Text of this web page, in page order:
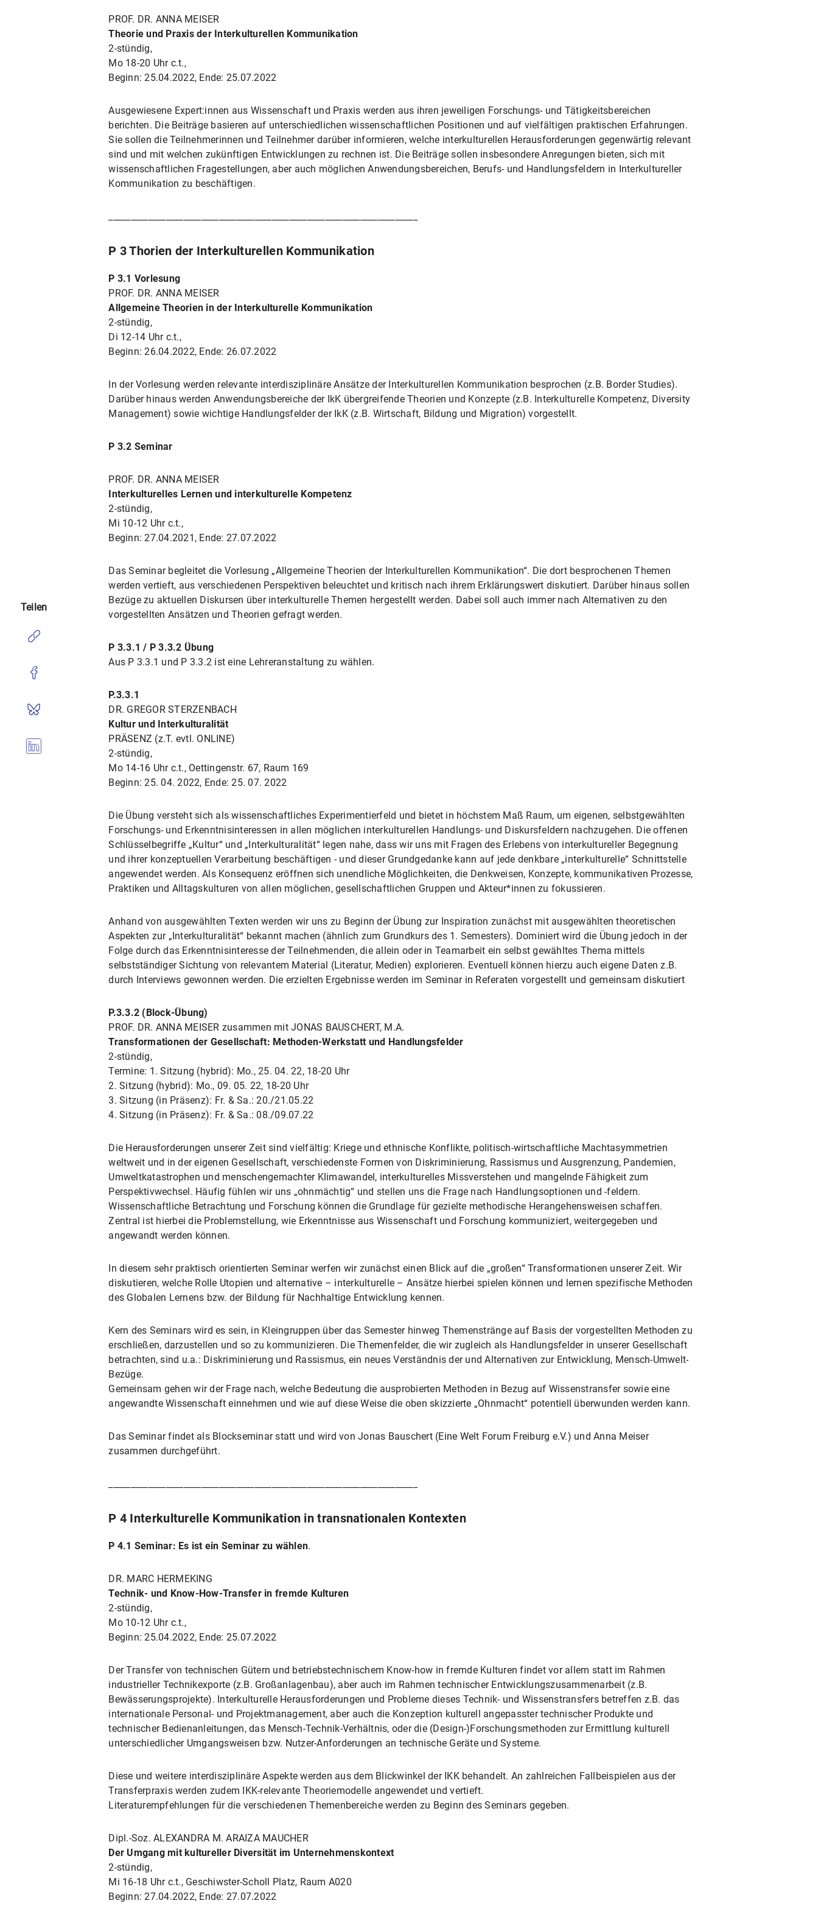
PROF. DR. ANNA MEISER
Theorie und Praxis der Interkulturellen Kommunikation
2-stündig,
Mo 18-20 Uhr c.t.,
Beginn: 25.04.2022, Ende: 25.07.2022
Ausgewiesene Expert:innen aus Wissenschaft und Praxis werden aus ihren jeweiligen Forschungs- und Tätigkeitsbereichen
berichten. Die Beiträge basieren auf unterschiedlichen wissenschaftlichen Positionen und auf vielfältigen praktischen Erfahrungen.
Sie sollen die Teilnehmerinnen und Teilnehmer darüber informieren, welche interkulturellen Herausforderungen gegenwärtig relevant
sind und mit welchen zukünftigen Entwicklungen zu rechnen ist. Die Beiträge sollen insbesondere Anregungen bieten, sich mit
wissenschaftlichen Fragestellungen, aber auch möglichen Anwendungsbereichen, Berufs- und Handlungsfeldern in Interkultureller
Kommunikation zu beschäftigen.
P 3 Thorien der Interkulturellen Kommunikation
P 3.1 Vorlesung
PROF. DR. ANNA MEISER
Allgemeine Theorien in der Interkulturelle Kommunikation
2-stündig,
Di 12-14 Uhr c.t.,
Beginn: 26.04.2022, Ende: 26.07.2022
In der Vorlesung werden relevante interdisziplinäre Ansätze der Interkulturellen Kommunikation besprochen (z.B. Border Studies).
Darüber hinaus werden Anwendungsbereiche der IkK übergreifende Theorien und Konzepte (z.B. Interkulturelle Kompetenz, Diversity
Management) sowie wichtige Handlungsfelder der IkK (z.B. Wirtschaft, Bildung und Migration) vorgestellt.
P 3.2 Seminar
PROF. DR. ANNA MEISER
Interkulturelles Lernen und interkulturelle Kompetenz
2-stündig,
Mi 10-12 Uhr c.t.,
Beginn: 27.04.2021, Ende: 27.07.2022
Das Seminar begleitet die Vorlesung „Allgemeine Theorien der Interkulturellen Kommunikation“. Die dort besprochenen Themen
werden vertieft, aus verschiedenen Perspektiven beleuchtet und kritisch nach ihrem Erklärungswert diskutiert. Darüber hinaus sollen
Bezüge zu aktuellen Diskursen über interkulturelle Themen hergestellt werden. Dabei soll auch immer nach Alternativen zu den
vorgestellten Ansätzen und Theorien gefragt werden.
P 3.3.1 / P 3.3.2 Übung
Aus P 3.3.1 und P 3.3.2 ist eine Lehreranstaltung zu wählen.
P.3.3.1
DR. GREGOR STERZENBACH
Kultur und Interkulturalität
PRÄSENZ (z.T. evtl. ONLINE)
2-stündig,
Mo 14-16 Uhr c.t., Oettingenstr. 67, Raum 169
Beginn: 25. 04. 2022, Ende: 25. 07. 2022
Die Übung versteht sich als wissenschaftliches Experimentierfeld und bietet in höchstem Maß Raum, um eigenen, selbstgewählten
Forschungs- und Erkenntnisinteressen in allen möglichen interkulturellen Handlungs- und Diskursfeldern nachzugehen. Die offenen
Schlüsselbegriffe „Kultur“ und „Interkulturalität“ legen nahe, dass wir uns mit Fragen des Erlebens von interkultureller Begegnung
und ihrer konzeptuellen Verarbeitung beschäftigen - und dieser Grundgedanke kann auf jede denkbare „interkulturelle“ Schnittstelle
angewendet werden. Als Konsequenz eröffnen sich unendliche Möglichkeiten, die Denkweisen, Konzepte, kommunikativen Prozesse,
Praktiken und Alltagskulturen von allen möglichen, gesellschaftlichen Gruppen und Akteur*innen zu fokussieren.
Anhand von ausgewählten Texten werden wir uns zu Beginn der Übung zur Inspiration zunächst mit ausgewählten theoretischen
Aspekten zur „Interkulturalität“ bekannt machen (ähnlich zum Grundkurs des 1. Semesters). Dominiert wird die Übung jedoch in der
Folge durch das Erkenntnisinteresse der Teilnehmenden, die allein oder in Teamarbeit ein selbst gewähltes Thema mittels
selbstständiger Sichtung von relevantem Material (Literatur, Medien) explorieren. Eventuell können hierzu auch eigene Daten z.B.
durch Interviews gewonnen werden. Die erzielten Ergebnisse werden im Seminar in Referaten vorgestellt und gemeinsam diskutiert
P.3.3.2 (Block-Übung)
PROF. DR. ANNA MEISER zusammen mit JONAS BAUSCHERT, M.A.
Transformationen der Gesellschaft: Methoden-Werkstatt und Handlungsfelder
2-stündig,
Termine: 1. Sitzung (hybrid): Mo., 25. 04. 22, 18-20 Uhr
2. Sitzung (hybrid): Mo., 09. 05. 22, 18-20 Uhr
3. Sitzung (in Präsenz): Fr. & Sa.: 20./21.05.22
4. Sitzung (in Präsenz): Fr. & Sa.: 08./09.07.22
Die Herausforderungen unserer Zeit sind vielfältig: Kriege und ethnische Konflikte, politisch-wirtschaftliche Machtasymmetrien
weltweit und in der eigenen Gesellschaft, verschiedenste Formen von Diskriminierung, Rassismus und Ausgrenzung, Pandemien,
Umweltkatastrophen und menschengemachter Klimawandel, interkulturelles Missverstehen und mangelnde Fähigkeit zum
Perspektivwechsel. Häufig fühlen wir uns „ohnmächtig“ und stellen uns die Frage nach Handlungsoptionen und -feldern.
Wissenschaftliche Betrachtung und Forschung können die Grundlage für gezielte methodische Herangehensweisen schaffen.
Zentral ist hierbei die Problemstellung, wie Erkenntnisse aus Wissenschaft und Forschung kommuniziert, weitergegeben und
angewandt werden können.
In diesem sehr praktisch orientierten Seminar werfen wir zunächst einen Blick auf die „großen“ Transformationen unserer Zeit. Wir
diskutieren, welche Rolle Utopien und alternative – interkulturelle – Ansätze hierbei spielen können und lernen spezifische Methoden
des Globalen Lernens bzw. der Bildung für Nachhaltige Entwicklung kennen.
Kern des Seminars wird es sein, in Kleingruppen über das Semester hinweg Themenstränge auf Basis der vorgestellten Methoden zu
erschließen, darzustellen und so zu kommunizieren. Die Themenfelder, die wir zugleich als Handlungsfelder in unserer Gesellschaft
betrachten, sind u.a.: Diskriminierung und Rassismus, ein neues Verständnis der und Alternativen zur Entwicklung, Mensch-Umwelt-
Bezüge.
Gemeinsam gehen wir der Frage nach, welche Bedeutung die ausprobierten Methoden in Bezug auf Wissenstransfer sowie eine
angewandte Wissenschaft einnehmen und wie auf diese Weise die oben skizzierte „Ohnmacht“ potentiell überwunden werden kann.
Das Seminar findet als Blockseminar statt und wird von Jonas Bauschert (Eine Welt Forum Freiburg e.V.) und Anna Meiser
zusammen durchgeführt.
P 4 Interkulturelle Kommunikation in transnationalen Kontexten
P 4.1 Seminar: Es ist ein Seminar zu wählen.
DR. MARC HERMEKING
Technik- und Know-How-Transfer in fremde Kulturen
2-stündig,
Mo 10-12 Uhr c.t.,
Beginn: 25.04.2022, Ende: 25.07.2022
Der Transfer von technischen Gütern und betriebstechnischem Know-how in fremde Kulturen findet vor allem statt im Rahmen
industrieller Technikexporte (z.B. Großanlagenbau), aber auch im Rahmen technischer Entwicklungszusammenarbeit (z.B.
Bewässerungsprojekte). Interkulturelle Herausforderungen und Probleme dieses Technik- und Wissenstransfers betreffen z.B. das
internationale Personal- und Projektmanagement, aber auch die Konzeption kulturell angepasster technischer Produkte und
technischer Bedienanleitungen, das Mensch-Technik-Verhältnis, oder die (Design-)Forschungsmethoden zur Ermittlung kulturell
unterschiedlicher Umgangsweisen bzw. Nutzer-Anforderungen an technische Geräte und Systeme.
Diese und weitere interdisziplinäre Aspekte werden aus dem Blickwinkel der IKK behandelt. An zahlreichen Fallbeispielen aus der
Transferpraxis werden zudem IKK-relevante Theoriemodelle angewendet und vertieft.
Literaturempfehlungen für die verschiedenen Themenbereiche werden zu Beginn des Seminars gegeben.
Dipl.-Soz. ALEXANDRA M. ARAIZA MAUCHER
Der Umgang mit kultureller Diversität im Unternehmenskontext
2-stündig,
Mi 16-18 Uhr c.t., Geschiwster-Scholl Platz, Raum A020
Beginn: 27.04.2022, Ende: 27.07.2022
Teilen